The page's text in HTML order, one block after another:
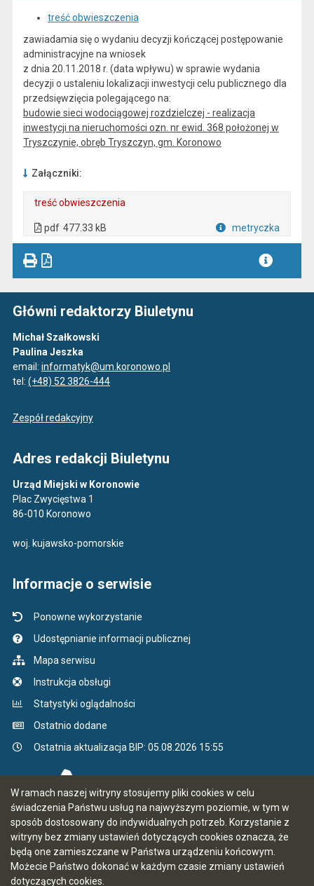
W ramach naszej witryny stosujemy pliki cookies w celu
świadczenia Państwu usług na najwyższym poziomie, w tym w
sposób dostosowany do indywidualnych potrzeb. Korzystanie z
witryny bez zmiany ustawień dotyczących cookies oznacza, że
będą one zamieszczane w Państwa urządzeniu końcowym.
Możecie Państwo dokonać w każdym czasie zmiany ustawień
dotyczących cookies.
treść obwieszczenia
zawiadamia się o wydaniu decyzji kończącej postępowanie
administracyjne na wniosek
z dnia 20.11.2018 r. (data wpływu) w sprawie wydania
decyzji o ustaleniu lokalizacji inwestycji celu publicznego dla
przedsięwzięcia polegającego na:
budowie sieci wodociągowej rozdzielczej - realizacja
inwestycji na nieruchomości ozn. nr ewid. 368 położonej w
Tryszczynie, obręb Tryszczyn, gm. Koronowo
Załączniki:
treść obwieszczenia
pdf 477.33 kB metryczka
Główni redaktorzy Biuletynu
Michał Szałkowski
Paulina Jeszka
email: informatyk@um.koronowo.pl
tel: (+48) 52 3826-444
Zespół redakcyjny
Adres redakcji Biuletynu
Urząd Miejski w Koronowie
Plac Zwycięstwa 1
86-010 Koronowo
woj. kujawsko-pomorskie
Informacje o serwisie
Ponowne wykorzystanie
Udostępnianie informacji publicznej
Mapa serwisu
Instrukcja obsługi
Statystyki oglądalności
Ostatnio dodane
Ostatnia aktualizacja BIP: 05.08.2026 15:55